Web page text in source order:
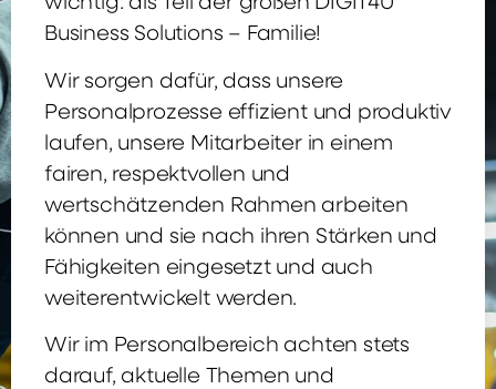
Business Solutions – Familie!
Wir sorgen dafür, dass unsere
Personalprozesse effizient und produktiv
laufen, unsere Mitarbeiter in einem
fairen, respektvollen und
wertschätzenden Rahmen arbeiten
können und sie nach ihren Stärken und
Fähigkeiten eingesetzt und auch
weiterentwickelt werden.
Wir im Personalbereich achten stets
darauf, aktuelle Themen und